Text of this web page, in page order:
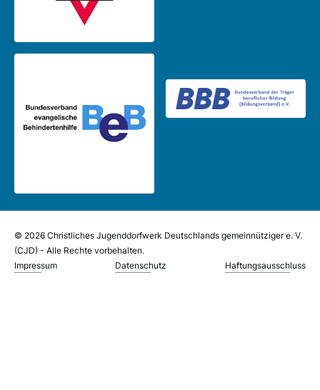
© 2026 Christliches Jugenddorfwerk Deutschlands gemeinnütziger e. V.
(CJD) - Alle Rechte vorbehalten.
Impressum
Datenschutz Haftungsausschluss